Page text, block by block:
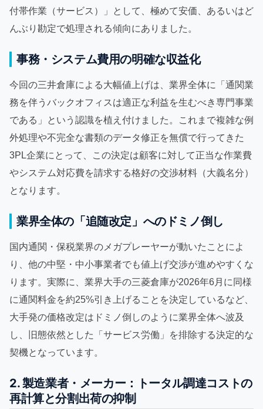
付帯作業（サービス）」として、極めて安価、あるいはど
んぶり勘定で処理される傾向にありました。
事務・システム費用の明確な収益化
今回の三井倉庫による大幅値上げは、業界全体に「通関業
務を伴うバックオフィスは適正な利益を生むべき専門事業
である」という認識を植え付けました。これまで複雑な例
外処理や不完全な書類のデータ修正を無償で行ってきた
3PL企業にとって、この決定は顧客に対して正当な作業費
やシステム対応費を請求する格好の交渉材料（大義名分）
となります。
業界全体の「追随改定」へのドミノ倒し
国内通関・保税業界のメガプレーヤーが動いたことによ
り、他の中堅・中小事業者でも値上げ交渉が進めやすくな
ります。実際に、業界大手の三菱倉庫が2026年6月に同様
に通関料金を約25%引き上げることを決定しているなど、
大手発の価格改定はドミノ倒しのように業界全体へ波及
し、旧態依然とした「サービス労働」を排除する決定的な
契機となっています。
2. 製造業者・メーカー：トータル調達コストの
再計算と分割出荷の抑制